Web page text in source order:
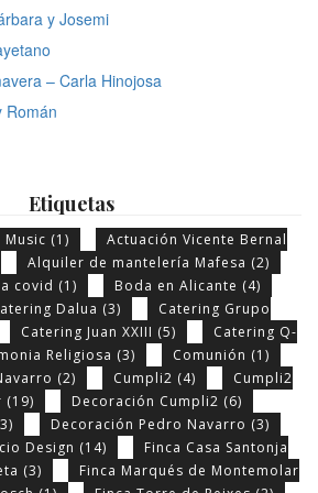
y Josemi
– Carla Hinojosa
Román
Etiquetas
(1)
Actuación Vicente Bernal
Alquiler de mantelería Mafesa (2)
covid (1) Boda en Alicante (4)
Dalua (3)
Catering Grupo
Catering Juan XXIII (5)
Catering Q-
Religiosa (3) Comunión (1)
(2) Cumpli2 (4)
Cumpli2
(19) Decoración Cumpli2 (6)
Decoración Pedro Navarro (3)
Design (14)
Finca Casa Santonja
(3)
Finca Marqués de Montemolar